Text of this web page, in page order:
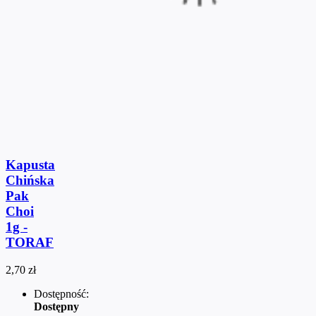
Kapusta
Chińska
Pak
Choi
1g -
TORAF
2,70 zł
Dostępność:
Dostępny